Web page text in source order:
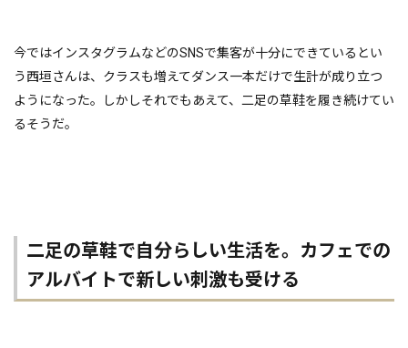
今ではインスタグラムなどのSNSで集客が十分にできているとい
う西垣さんは、クラスも増えてダンス一本だけで生計が成り立つ
ようになった。しかしそれでもあえて、二足の草鞋を履き続けてい
るそうだ。
二足の草鞋で自分らしい生活を。カフェでの
アルバイトで新しい刺激も受ける